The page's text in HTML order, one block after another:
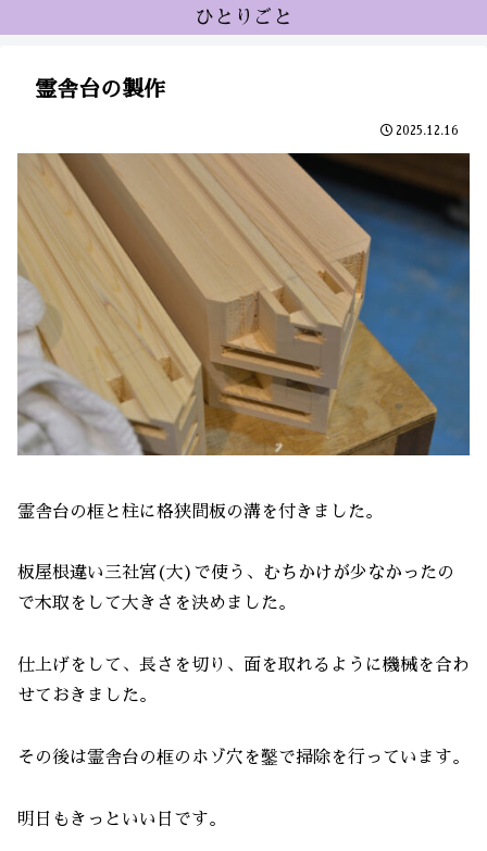
ひとりごと
霊舎台の製作
2025.12.16
霊舎台の框と柱に格狭間板の溝を付きました。
板屋根違い三社宮(大)で使う、むちかけが少なかったの
で木取をして大きさを決めました。
仕上げをして、長さを切り、面を取れるように機械を合わ
せておきました。
その後は霊舎台の框のホゾ穴を鑿で掃除を行っています。
明日もきっといい日です。